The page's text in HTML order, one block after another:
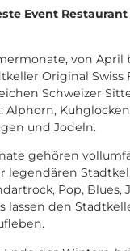
Event
von April
Original Swiss
Schweizer
Alphorn,
und Jodeln.
gehören
legendären
Pop, Blues,
lassen den